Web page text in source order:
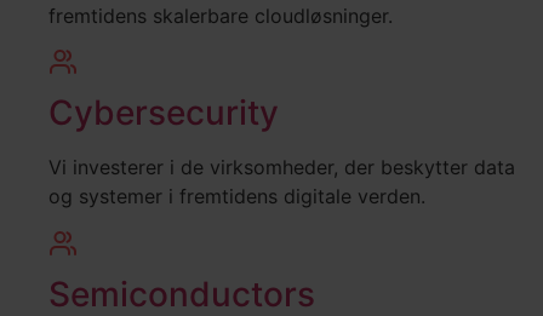
fremtidens skalerbare cloudløsninger.
Cybersecurity
Vi investerer i de virksomheder, der beskytter data
og systemer i fremtidens digitale verden.
Semiconductors